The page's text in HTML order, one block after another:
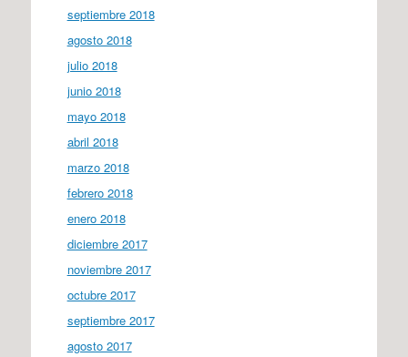
septiembre 2018
agosto 2018
julio 2018
junio 2018
mayo 2018
abril 2018
marzo 2018
febrero 2018
enero 2018
diciembre 2017
noviembre 2017
octubre 2017
septiembre 2017
agosto 2017